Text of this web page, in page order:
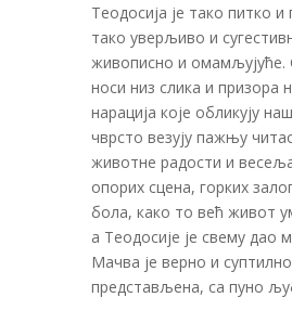
Теодосија је тако питко и
тако уверљиво и
живописно и омамљујуће.
носи низ слика и призора
нарација које обликују
чврсто везују пажњу
животне радости и
опорих сцена, горких
бола, како то већ живот
а Теодосије је свему дао
Мачва је верно и суптилно
представљена, са пуно